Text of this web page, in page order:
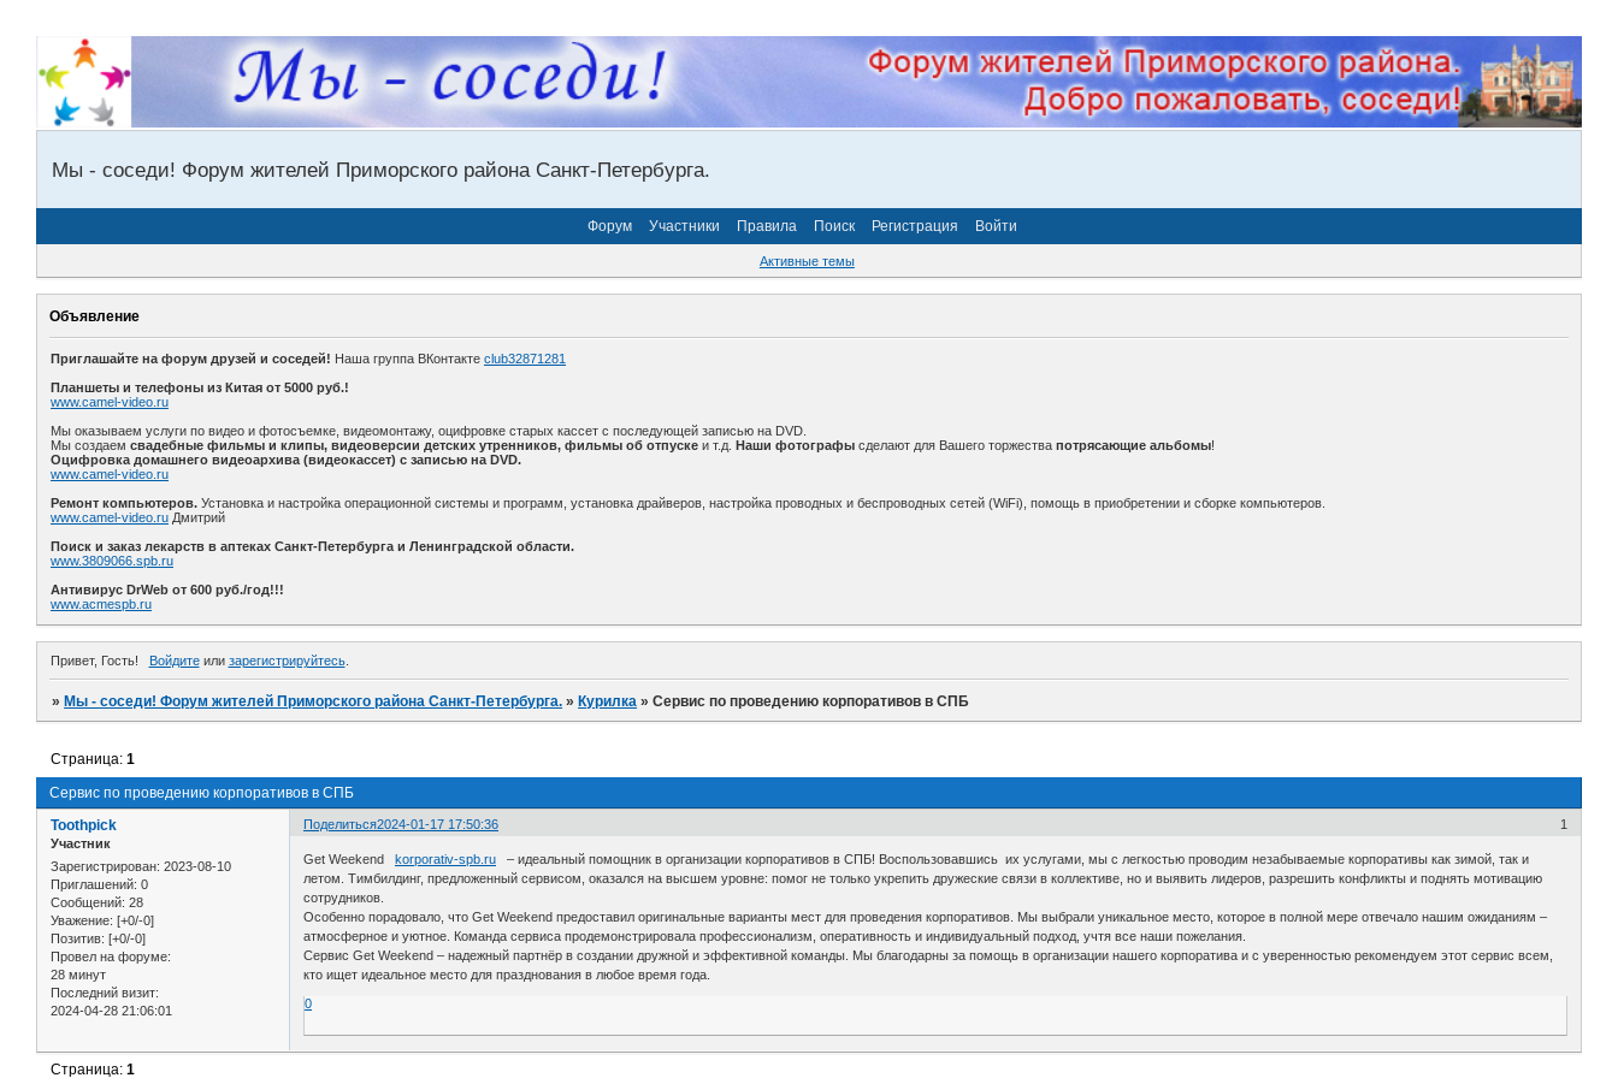
Мы - соседи! Форум жителей Приморского района Санкт-Петербурга.
Форум Участники Правила Поиск Регистрация Войти
Активные темы
Объявление
Приглашайте на форум друзей и соседей! Наша группа ВКонтакте club32871281
Планшеты и телефоны из Китая от 5000 руб.!
www.camel-video.ru
Мы оказываем услуги по видео и фотосъемке, видеомонтажу, оцифровке старых кассет с последующей записью на DVD.
Мы создаем свадебные фильмы и клипы, видеоверсии детских утренников, фильмы об отпуске и т.д. Наши фотографы сделают для Вашего торжества потрясающие альбомы!
Оцифровка домашнего видеоархива (видеокассет) с записью на DVD.
www.camel-video.ru
Ремонт компьютеров. Установка и настройка операционной системы и программ, установка драйверов, настройка проводных и беспроводных сетей (WiFi), помощь в приобретении и сборке компьютеров.
www.camel-video.ru Дмитрий
Поиск и заказ лекарств в аптеках Санкт-Петербурга и Ленинградской области.
www.3809066.spb.ru
Антивирус DrWeb от 600 руб./год!!!
www.acmespb.ru
Привет, Гость! Войдитеили зарегистрируйтесь.
»Мы - соседи! Форум жителей Приморского района Санкт-Петербурга. »Курилка »Сервис по проведению корпоративов в СПБ
Сервис по проведению корпоративов в СПБ
Страница:1
Поделиться 1
2024-01-17 17:50:36
Toothpick
Участник
Зарегистрирован: 2023-08-10
Приглашений: 0
Сообщений: 28
Уважение: [+0/-0]
Позитив: [+0/-0]
Провел на форуме:
28 минут
Последний визит:
2024-04-28 21:06:01
Get Weekend korporativ-spb.ru – идеальный помощник в организации корпоративов в СПБ! Воспользовавшись их услугами, мы с легкостью проводим незабываемые корпоративы как зимой, так и
летом. Тимбилдинг, предложенный сервисом, оказался на высшем уровне: помог не только укрепить дружеские связи в коллективе, но и выявить лидеров, разрешить конфликты и поднять мотивацию
сотрудников.
Особенно порадовало, что Get Weekend предоставил оригинальные варианты мест для проведения корпоративов. Мы выбрали уникальное место, которое в полной мере отвечало нашим ожиданиям –
атмосферное и уютное. Команда сервиса продемонстрировала профессионализм, оперативность и индивидуальный подход, учтя все наши пожелания.
Сервис Get Weekend – надежный партнёр в создании дружной и эффективной команды. Мы благодарны за помощь в организации нашего корпоратива и с уверенностью рекомендуем этот сервис всем,
кто ищет идеальное место для празднования в любое время года.
0
Страница:1